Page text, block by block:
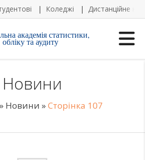
Коледжі Дистанційне
академія статистики,
обліку та аудиту
Новини
» Новини »Сторінка 107